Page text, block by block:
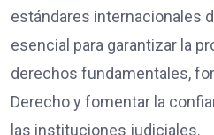
estándares internacionales
esencial para garantizar la
derechos fundamentales,
Derecho y fomentar la
las instituciones judiciales.